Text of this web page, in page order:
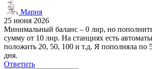
Мария
25 июня 2026
Минимальный баланс – 0 лир, но
сумму от 10 лир. На станциях есть
положить 20, 50, 100 и т.д. Я пополняла по
дня.
Ответить